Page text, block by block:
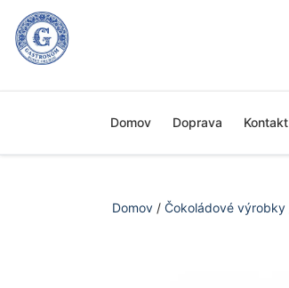
Preskočiť
obsah
Domov Doprava Kontakt
Domov / Čokoládové výrobky